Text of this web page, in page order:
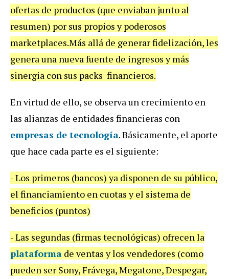
ofertas de productos (que enviaban junto al
resumen) por sus propios y poderosos
marketplaces.Más allá de generar fidelización, les
genera una nueva fuente de ingresos y más
sinergia con sus packs financieros.
En virtud de ello, se observa un crecimiento en
las alianzas de entidades financieras con
empresas de tecnología. Básicamente, el aporte
que hace cada parte es el siguiente:
-Los primeros (bancos) ya disponen de su público,
el financiamiento en cuotas y el sistema de
beneficios (puntos)
- Las segundas (firmas tecnológicas) ofrecen la
plataforma de ventas y los vendedores (como
pueden ser Sony, Frávega, Megatone, Despegar,